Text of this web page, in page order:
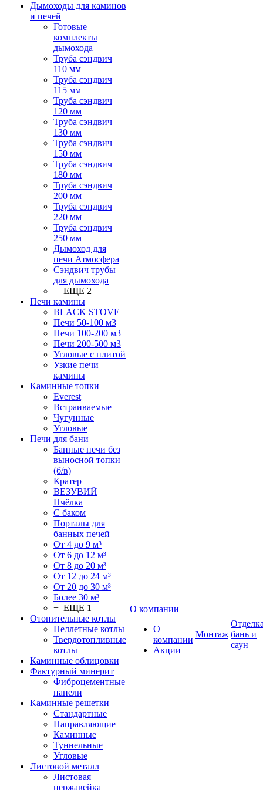
Дымоходы для каминов
и печей
Готовые
комплекты
дымохода
Труба сэндвич
110 мм
Труба сэндвич
115 мм
Труба сэндвич
120 мм
Труба сэндвич
130 мм
Труба сэндвич
150 мм
Труба сэндвич
180 мм
Труба сэндвич
200 мм
Труба сэндвич
220 мм
Труба сэндвич
250 мм
Дымоход для
печи Атмосфера
Сэндвич трубы
для дымохода
+ ЕЩЕ 2
Печи камины
BLACK STOVE
Печи 50-100 м3
Печи 100-200 м3
Печи 200-500 м3
Угловые с плитой
Узкие печи
камины
Каминные топки
Everest
Встраиваемые
Чугунные
Угловые
Печи для бани
Банные печи без
выносной топки
(б/в)
Кратер
ВЕЗУВИЙ
Пчёлка
С баком
Порталы для
банных печей
От 4 до 9 м³
От 6 до 12 м³
От 8 до 20 м³
От 12 до 24 м³
От 20 до 30 м³
Более 30 м³
+ ЕЩЕ 1
Отопительные котлы
Пеллетные котлы
Твердотопливные
котлы
Каминные облицовки
Фактурный минерит
Фиброцементные
панели
Каминные решетки
Стандартные
Направляющие
Каминные
Туннельные
Угловые
Листовой металл
Листовая
нержавейка
О компании
О
компании
Акции
Монтаж бань и
саун